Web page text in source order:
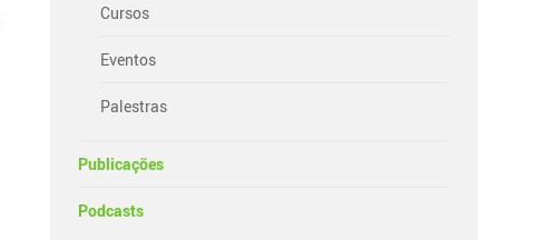
Cursos
Eventos
Palestras
Publicações
Podcasts